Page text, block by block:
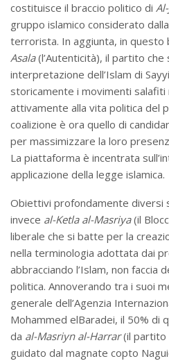
costituisce il braccio politico di
gruppo islamico considerato
terrorista. In aggiunta, in questo
Asala(l’Autenticità), il partito che
interpretazione dell’Islam di
storicamente i movimenti
attivamente alla vita politica del
coalizione è ora quello di
per massimizzare la loro
La piattaforma è incentrata
applicazione della legge islamica.
Obiettivi profondamente diversi
invece al-Ketla al-Masriya(il
liberale che si batte per la
nella terminologia adottata dai
abbracciando l’Islam, non faccia
politica. Annoverando tra i suoi
generale dell’Agenzia
Mohammed elBaradei, il 50% di
da al-Masriyn al-Harrar(il partito
guidato dal magnate copto